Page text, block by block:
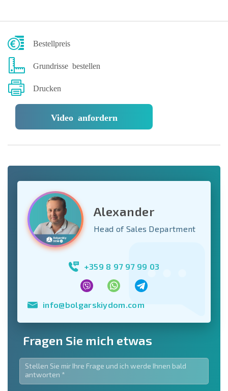
Bestellpreis
Grundrisse bestellen
Drucken
Video anfordern
Alexander
Head of Sales Department
+359 8 97 97 99 03
info@bolgarskiydom.com
Fragen Sie mich etwas